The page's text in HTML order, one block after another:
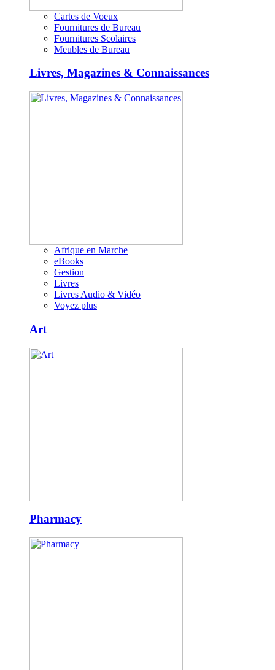
Cartes de Voeux
Fournitures de Bureau
Fournitures Scolaires
Meubles de Bureau
Livres, Magazines & Connaissances
Afrique en Marche
eBooks
Gestion
Livres
Livres Audio & Vidéo
Voyez plus
Art
Pharmacy